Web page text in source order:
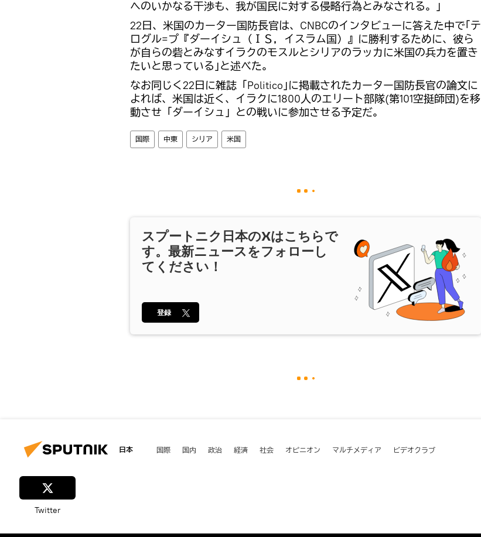
へのいかなる干渉も、我が国民に対する侵略行為とみなされる。」
22日、米国のカーター国防長官は、CNBCのインタビューに答えた中で｢テ
ログル=プ『ダーイシュ（ＩＳ，イスラム国）』に勝利するために、彼ら
が自らの砦とみなすイラクのモスルとシリアのラッカに米国の兵力を置き
たいと思っている｣と述べた。
なお同じく22日に雑誌「Politico｣に掲載されたカーター国防長官の論文に
よれば、米国は近く、イラクに1800人のエリート部隊(第101空挺師団)を移
動させ「ダーイシュ」との戦いに参加させる予定だ。
国際 中東 シリア 米国
スプートニク日本のXはこちらで
す。最新ニュースをフォローし
てください！
登録
日本 国際 国内 政治 経済 社会 オピニオン マルチメディア ビデオクラブ
Twitter